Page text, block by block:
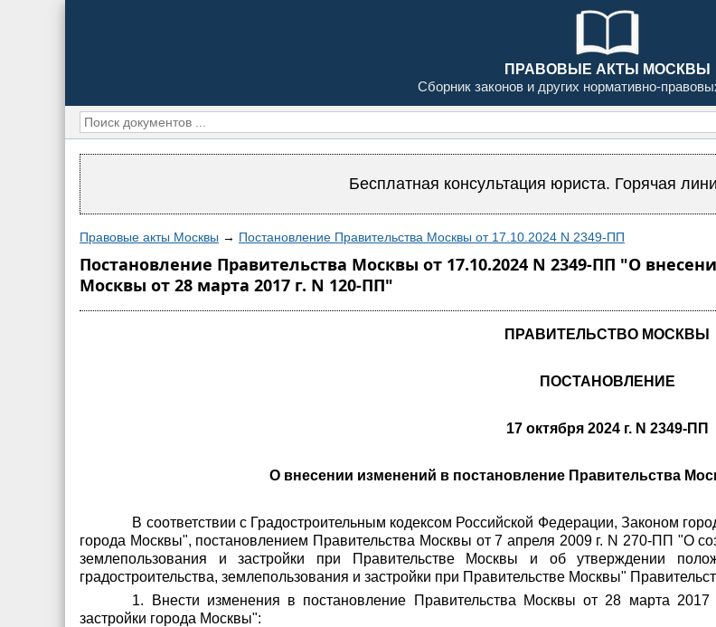
ПРАВОВЫЕ АКТЫ МОСКВЫ
Сборник законов и других нормативно-
Бесплатная консультация юриста. Горячая
Правовые акты Москвы → Постановление Правительства Москвы от 17.10.2024 N 2349-ПП
Постановление Правительства Москвы от 17.10.2024 N 2349-ПП "О
Москвы от 28 марта 2017 г. N 120-ПП"
ПРАВИТЕЛЬСТВО МОСКВЫ
ПОСТАНОВЛЕНИЕ
17 октября 2024 г. N 2349-ПП
О внесении изменений в постановление Правительства
В соответствии с Градостроительным кодексом Российской Федерации, Законом
города Москвы", постановлением Правительства Москвы от 7 апреля 2009 г. N 270-ПП "О
землепользования и застройки при Правительстве Москвы и об утверждении
градостроительства, землепользования и застройки при Правительстве Москвы"
1. Внести изменения в постановление Правительства Москвыот 28 марта 2017
застройки города Москвы":